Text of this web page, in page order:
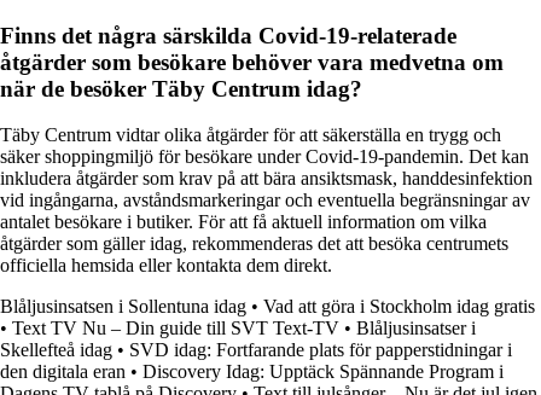
Finns det några särskilda Covid-19-relaterade
åtgärder som besökare behöver vara medvetna om
när de besöker Täby Centrum idag?
Täby Centrum vidtar olika åtgärder för att säkerställa en trygg och
säker shoppingmiljö för besökare under Covid-19-pandemin. Det kan
inkludera åtgärder som krav på att bära ansiktsmask, handdesinfektion
vid ingångarna, avståndsmarkeringar och eventuella begränsningar av
antalet besökare i butiker. För att få aktuell information om vilka
åtgärder som gäller idag, rekommenderas det att besöka centrumets
officiella hemsida eller kontakta dem direkt.
Blåljusinsatsen i Sollentuna idag • Vad att göra i Stockholm idag gratis
• Text TV Nu – Din guide till SVT Text-TV • Blåljusinsatser i
Skellefteå idag • SVD idag: Fortfarande plats för papperstidningar i
den digitala eran • Discovery Idag: Upptäck Spännande Program i